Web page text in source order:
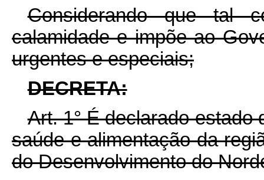
Considerando que tal
calamidade e impõe ao
urgentes e especiais;
DECRETA:
Art. 1° É declarado estado
saúde e alimentação da
do Desenvolvimento do